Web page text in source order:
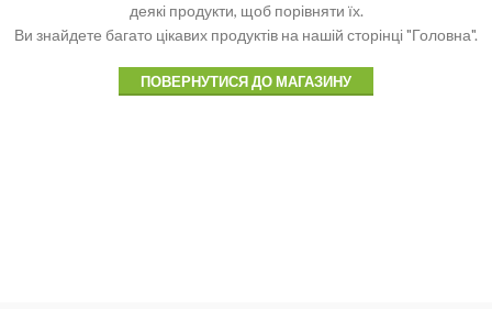
деякі продукти, щоб порівняти їх.
Ви знайдете багато цікавих продуктів на нашій сторінці "Головна".
ПОВЕРНУТИСЯ ДО МАГАЗИНУ